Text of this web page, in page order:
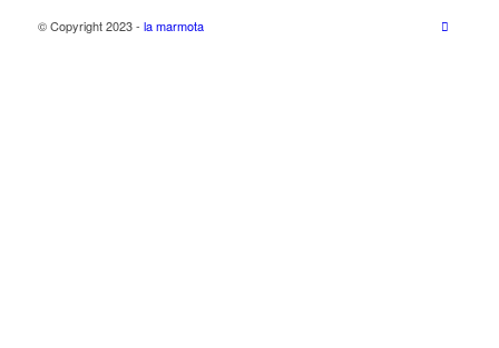
© Copyright 2023 - la marmota